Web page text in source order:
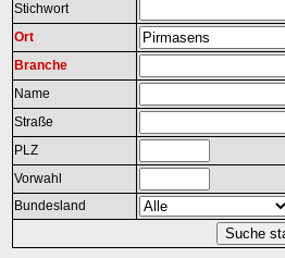
Stichwort
Ort
Branche
Name
Straße
PLZ
Vorwahl
Bundesland